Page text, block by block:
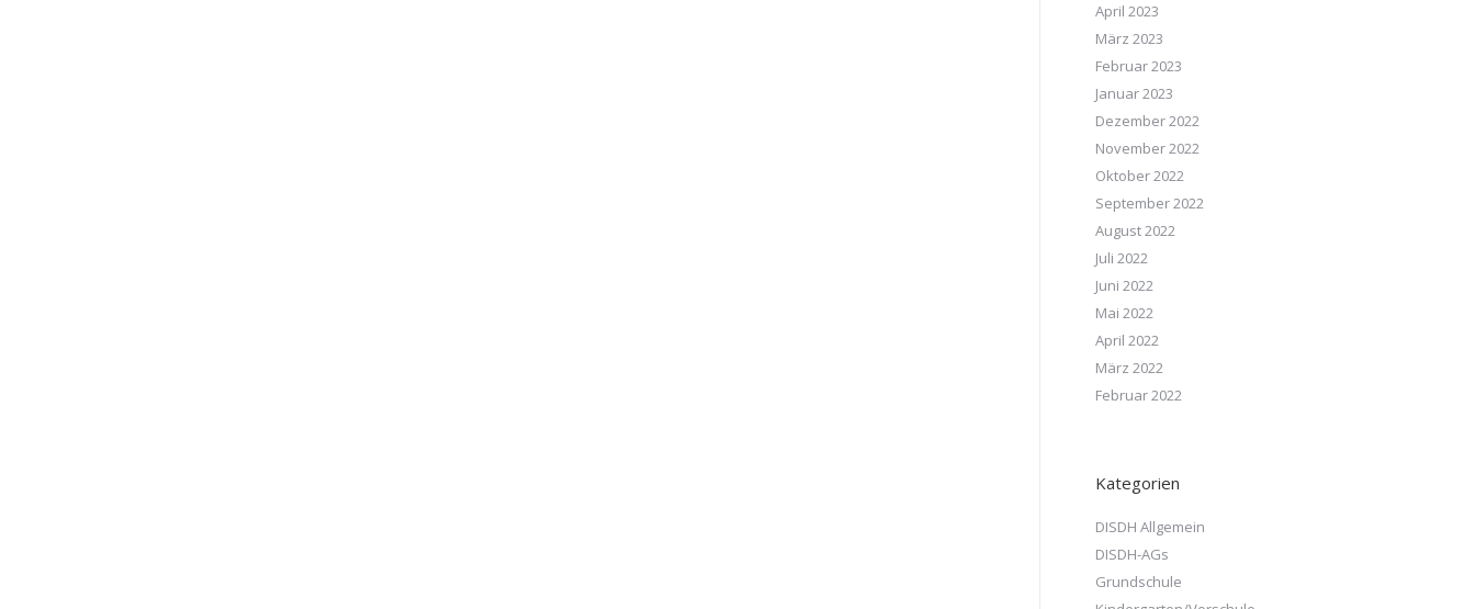
April 2023
März 2023
Februar 2023
Januar 2023
Dezember 2022
November 2022
Oktober 2022
September 2022
August 2022
Juli 2022
Juni 2022
Mai 2022
April 2022
März 2022
Februar 2022
Kategorien
DISDH Allgemein
DISDH-AGs
Grundschule